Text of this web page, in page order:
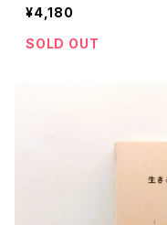
¥4,180
SOLD OUT